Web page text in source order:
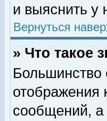
и выяснить у
Вернуться
» Что такое
Большинство
отображения
сообщений, а